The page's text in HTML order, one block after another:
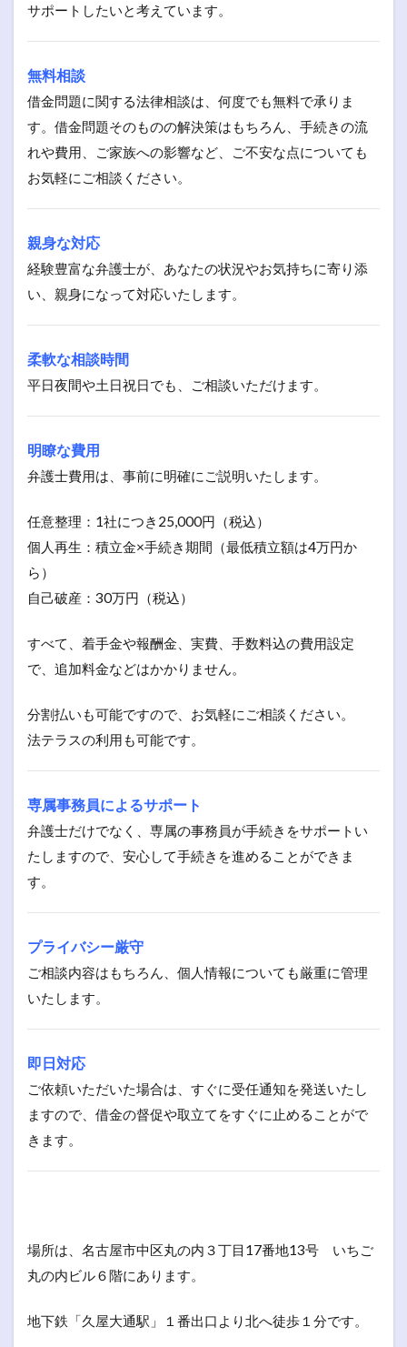
サポートしたいと考えています。
無料相談
借金問題に関する法律相談は、何度でも無料で承りま
す。借金問題そのものの解決策はもちろん、手続きの流
れや費用、ご家族への影響など、ご不安な点についても
お気軽にご相談ください。
親身な対応
経験豊富な弁護士が、あなたの状況やお気持ちに寄り添
い、親身になって対応いたします。
柔軟な相談時間
平日夜間や土日祝日でも、ご相談いただけます。
明瞭な費用
弁護士費用は、事前に明確にご説明いたします。
任意整理：1社につき25,000円（税込）
個人再生：積立金×手続き期間（最低積立額は4万円か
ら）
自己破産：30万円（税込）
すべて、着手金や報酬金、実費、手数料込の費用設定
で、追加料金などはかかりません。
分割払いも可能ですので、お気軽にご相談ください。
法テラスの利用も可能です。
専属事務員によるサポート
弁護士だけでなく、専属の事務員が手続きをサポートい
たしますので、安心して手続きを進めることができま
す。
プライバシー厳守
ご相談内容はもちろん、個人情報についても厳重に管理
いたします。
即日対応
ご依頼いただいた場合は、すぐに受任通知を発送いたし
ますので、借金の督促や取立てをすぐに止めることがで
きます。
場所は、名古屋市中区丸の内３丁目17番地13号 いちご
丸の内ビル６階にあります。
地下鉄「久屋大通駅」１番出口より北へ徒歩１分です。